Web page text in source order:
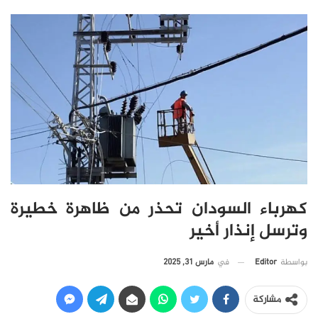
كهرباء السودان تحذر من ظاهرة خطيرة
وترسل إنذار أخير
بواسطة Editor في مارس 31, 2025
مشاركة